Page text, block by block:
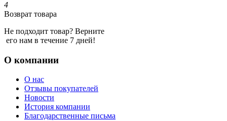
4
Возврат товара
Не подходит товар? Верните
его нам в течение 7 дней!
О компании
О нас
Отзывы покупателей
Новости
История компании
Благодарственные письма